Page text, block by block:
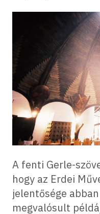
A fenti Gerle-
hogy az Erdei
jelentősége
megvalósult